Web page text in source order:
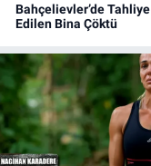
Bahçelievler’de Tahliye
Edilen Bina Çöktü